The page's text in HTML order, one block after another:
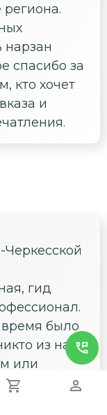
региона.
нарзан
спасибо за
кто хочет
и
гид
было
из нас
или